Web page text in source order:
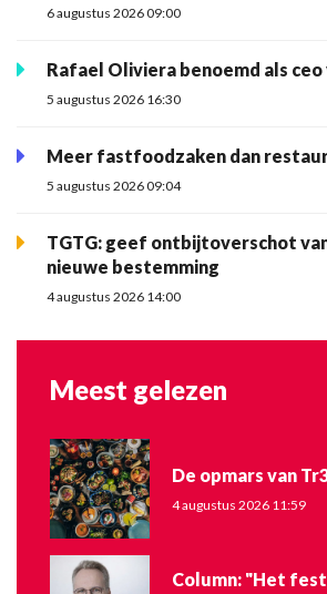
6 augustus 2026 09:00
Rafael Oliviera benoemd als ceo
5 augustus 2026 16:30
Meer fastfoodzaken dan
5 augustus 2026 09:04
TGTG: geef ontbijtoverschot
nieuwe bestemming
4 augustus 2026 14:00
Meest gelezen
De opmars van
4 augustus 2026 11:59
Column: "Het